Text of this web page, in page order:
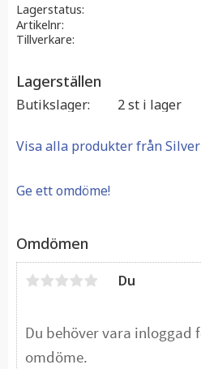
Lagerstatus
Artikelnr
Tillverkare
Lagerställen
Butikslager 2 st i lager
Visa alla produkter från Silver
Ge ett omdöme!
Omdömen
Du